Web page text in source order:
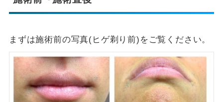
まずは施術前の写真(ヒゲ剃り前)をご覧ください。